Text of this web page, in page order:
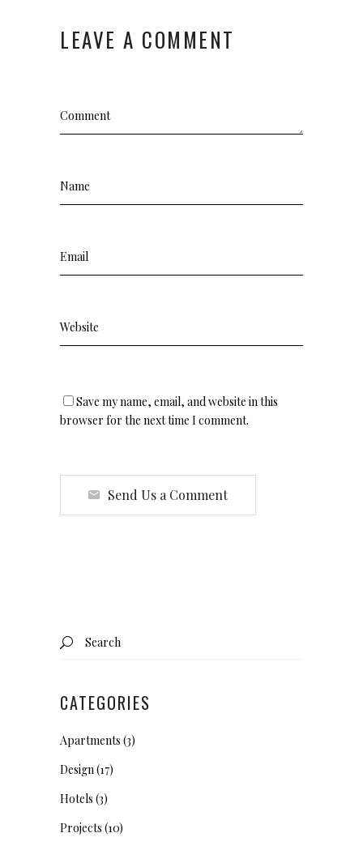
LEAVE A COMMENT
Save my name, email, and website in this
browser for the next time I comment.
Send Us a Comment
Search
for:
CATEGORIES
Apartments (3)
Design(17)
Hotels (3)
Projects (10)